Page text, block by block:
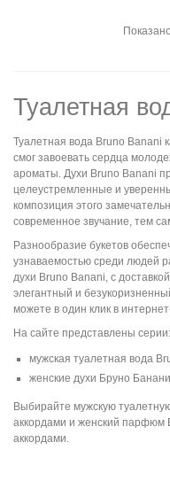
Туалетная
Туалетная вода Bruno Banani
смог завоевать сердца
ароматы. Духи Bruno Banani
целеустремленные и
композиция этого
современное звучание, тем
Разнообразие букетов
узнаваемостью среди людей
духи Bruno Banani, с
элегантный и
можете в один клик в
На сайте представлены серии:
мужская туалетная вода
женские духи Бруно Банани.
Выбирайте мужскую
аккордами и женский парфюм
аккордами.